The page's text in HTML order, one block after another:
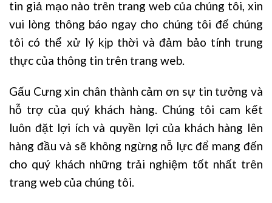
tin giả mạo nào trên trang web của chúng tôi, xin
vui lòng thông báo ngay cho chúng tôi để chúng
tôi có thể xử lý kịp thời và đảm bảo tính trung
thực của thông tin trên trang web.
Gấu Cưng xin chân thành cảm ơn sự tin tưởng và
hỗ trợ của quý khách hàng. Chúng tôi cam kết
luôn đặt lợi ích và quyền lợi của khách hàng lên
hàng đầu và sẽ không ngừng nỗ lực để mang đến
cho quý khách những trải nghiệm tốt nhất trên
trang web của chúng tôi.